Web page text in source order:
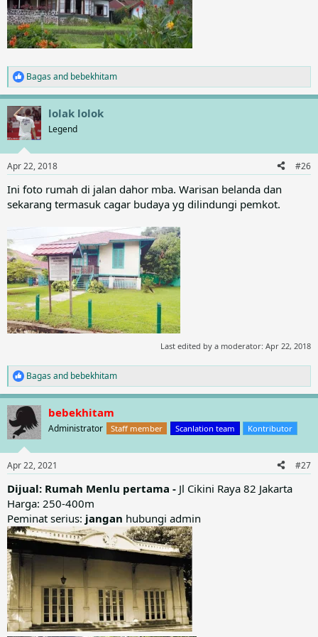
R
e
a
c
t
i
s
Bagasand bebekhitam
lolak lolok
Legend
Apr 22, 2018 #26
Ini foto rumah di jalan dahor mba. Warisan belanda dan
sekarang termasuk cagar budaya yg dilindungi pemkot.
Last edited by a moderator: Apr 22, 2018
R
e
a
c
t
i
s
:
Bagasand bebekhitam
bebekhitam
Administrator Staff member Scanlation team Kontributor
Apr 22, 2021 #27
Dijual: Rumah Menlu pertama - Jl Cikini Raya 82 Jakarta
Harga: 250-400m
Peminat serius: jangan hubungi admin